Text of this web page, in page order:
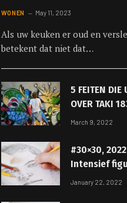
WONEN May 11, 2023
Als uw keuken er oud en
betekent dat niet dat…
5 FEITEN DIE
OVER TAKI
March 9, 2022
#30×30,
Intensief
Dag 4
January 22, 2022